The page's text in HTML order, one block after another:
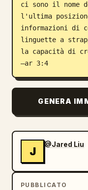
ci sono il nome
l'ultima
informazioni di
linguette a
la capacità di
–ar 3:4
GENERA
J
@Jared Liu
PUBBLICATO